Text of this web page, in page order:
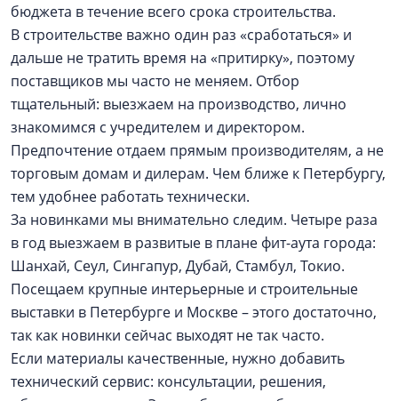
бюджета в течение всего срока строительства.
В строительстве важно один раз «сработаться» и
дальше не тратить время на «притирку», поэтому
поставщиков мы часто не меняем. Отбор
тщательный: выезжаем на производство, лично
знакомимся с учредителем и директором.
Предпочтение отдаем прямым производителям, а не
торговым домам и дилерам. Чем ближе к Петербургу,
тем удобнее работать технически.
За новинками мы внимательно следим. Четыре раза
в год выезжаем в развитые в плане фит-аута города:
Шанхай, Сеул, Сингапур, Дубай, Стамбул, Токио.
Посещаем крупные интерьерные и строительные
выставки в Петербурге и Москве – этого достаточно,
так как новинки сейчас выходят не так часто.
Если материалы качественные, нужно добавить
технический сервис: консультации, решения,